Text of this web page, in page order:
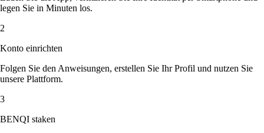
legen Sie in Minuten los.
2
Konto einrichten
Folgen Sie den Anweisungen, erstellen Sie Ihr Profil und nutzen Sie
unsere Plattform.
3
BENQI staken